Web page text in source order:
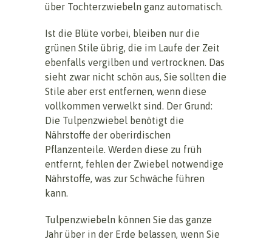
über Tochterzwiebeln ganz automatisch.
Ist die Blüte vorbei, bleiben nur die
grünen Stile übrig, die im Laufe der Zeit
ebenfalls vergilben und vertrocknen. Das
sieht zwar nicht schön aus, Sie sollten die
Stile aber erst entfernen, wenn diese
vollkommen verwelkt sind. Der Grund:
Die Tulpenzwiebel benötigt die
Nährstoffe der oberirdischen
Pflanzenteile. Werden diese zu früh
entfernt, fehlen der Zwiebel notwendige
Nährstoffe, was zur Schwäche führen
kann.
Tulpenzwiebeln können Sie das ganze
Jahr über in der Erde belassen, wenn Sie